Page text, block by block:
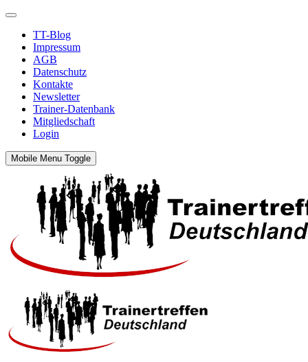
TT-Blog
Impressum
AGB
Datenschutz
Kontakte
Newsletter
Trainer-Datenbank
Mitgliedschaft
Login
Mobile Menu Toggle